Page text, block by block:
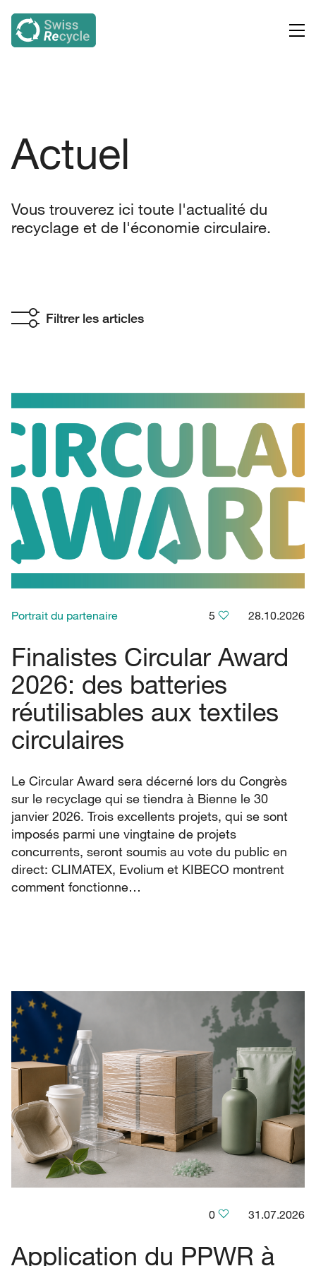
Actuel
Vous trouverez ici toute l'actualité du
recyclage et de l'économie circulaire.
Filtrer les articles
Portrait du partenaire 5 28.10.2026
Finalistes Circular Award
2026: des batteries
réutilisables aux textiles
circulaires
Le Circular Award sera décerné lors du Congrès
sur le recyclage qui se tiendra à Bienne le 30
janvier 2026. Trois excellents projets, qui se sont
imposés parmi une vingtaine de projets
concurrents, seront soumis au vote du public en
direct: CLIMATEX, Evolium et KIBECO montrent
comment fonctionne…
0 31.07.2026
Application du PPWR à